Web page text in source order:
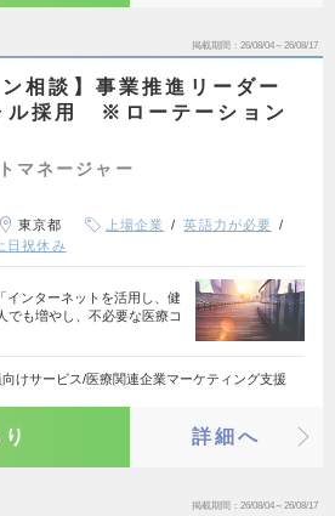
掲載期間 26/08/04～26/08/17
ン相談】事業推進リーダー
ル採用 ※ローテーション
マネージャー
東京都 上場企業
英語力が必要
日祝休み
インターネットを活用し、健
でも増やし、不必要な医療コ
けサービス/医療関連企業マーケティング支援
詳細へ
掲載期間 26/08/04～26/08/17